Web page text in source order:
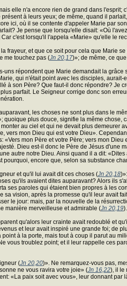
elle n'a encore rien de grand dans
à leurs yeux; de même, quand il
ici, où il se contente d'appeler Marie par
Je pense que lorsqu'elle disait: «Où
c'est lorsqu'il l'appela «Marie» qu'elle le
frayeur, et que ce soit pour cela que Marie
me touchez pas (Jn 20,17)»; de même, ce
répondent que Marie demandait la
qui n'était point avec les disciples,
à son Père? Que faut-il donc répondre?
parfait. Le Seigneur corrige donc son
les choses ne sont plus dans le
quoique plus douce, signifie la même chose,
au ciel et qui ne devait plus demeurer
vers mon Dieu qui est votre Dieu».
«Vers mon Père et votre Père; vers mon
Dieu est-il donc le Père de Jésus d'une
autre notre Dieu. Ainsi quand il a dit:
pourquoi, encore que, selon sa substance
et qu'il lui avait dit ces choses (Jn 20,18
qu'ils avaient dites auparavant? Alors ils
ses paroles qui étaient bien propres à les
vision, après la promesse qu'il leur avait
le jour: mais, par la nouvelle de la
manière merveilleuse et admirable (Jn 20,19).
qu'alors leur crainte avait redoublé et
et leur avait inspiré une grande foi; de
à la porte, mais tout à coup il parut au
vous troublez point; et il leur rappelle ces
(Jn 20,20)». Ne remarquez-vous pas,
ne vous ravira votre joie» (Jn 16,22), il le
«La paix soit avec vous», leur donnant